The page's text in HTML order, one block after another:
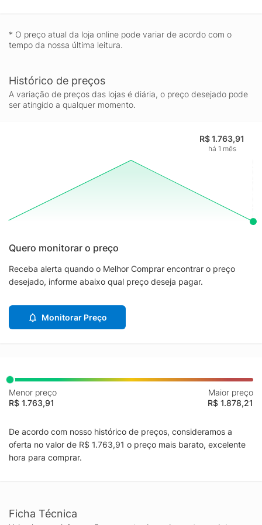
* O preço atual da loja online pode variar de acordo com o
tempo da nossa última leitura.
Histórico de preços
A variação de preços das lojas é diária, o preço desejado pode
ser atingido a qualquer momento.
R$ 1.763,91
há 1 mês
Quero monitorar o preço
Receba alerta quando o Melhor Comprar encontrar o preço
desejado, informe abaixo qual preço deseja pagar.
Monitorar Preço
Menor preço
R$ 1.763,91
Maior preço
R$ 1.878,21
De acordo com nosso histórico de preços, consideramos a
oferta no valor de R$ 1.763,91 o preço mais barato, excelente
hora para comprar.
Ficha Técnica